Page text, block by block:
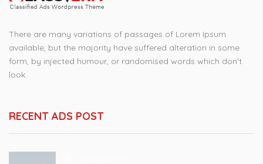
There are many variations of passages of Lorem Ipsum
available, but the majority have suffered alteration in some
form, by injected humour, or randomised words which don't
look.
RECENT ADS POST